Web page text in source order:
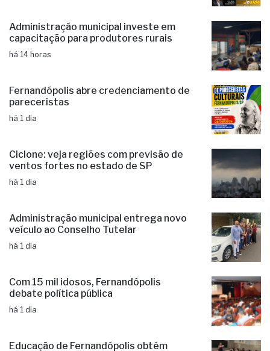
Administração municipal investe em
capacitação para produtores rurais
há 14 horas
Fernandópolis abre credenciamento de
pareceristas
há 1 dia
Ciclone: veja regiões com previsão de
ventos fortes no estado de SP
há 1 dia
Administração municipal entrega novo
veículo ao Conselho Tutelar
há 1 dia
Com 15 mil idosos, Fernandópolis
debate política pública
há 1 dia
Educação de Fernandópolis obtém